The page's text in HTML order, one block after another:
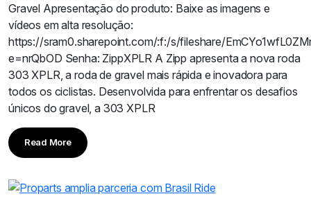
Gravel Apresentação do produto: Baixe as imagens e
vídeos em alta resolução:
https://sram0.sharepoint.com/:f:/s/fileshare/
e=nrQbOD Senha: ZippXPLR A Zipp apresenta a nova roda
303 XPLR, a roda de gravel mais rápida e inovadora para
todos os ciclistas. Desenvolvida para enfrentar os desafios
únicos do gravel, a 303 XPLR
Read More